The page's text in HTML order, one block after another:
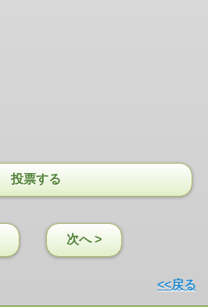
投票する
次へ >
<<戻る